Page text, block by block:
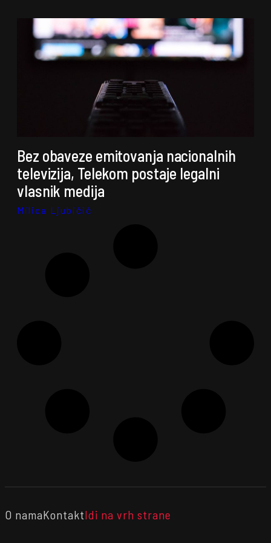
Bez obaveze emitovanja nacionalnih
televizija, Telekom postaje legalni
vlasnik medija
Milica Ljubičić
O namaKontaktIdi na vrh strane